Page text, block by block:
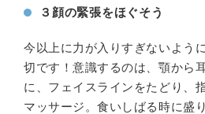
３顔の緊張をほぐそう
今以上に力が入りすぎないよう
切です！意識するのは、顎から
に、フェイスラインをたどり、
マッサージ。食いしばる時に盛